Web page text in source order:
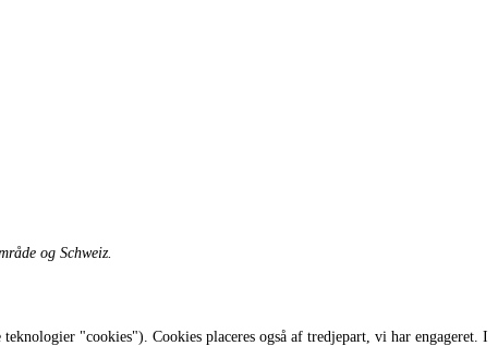
og Schweiz.
"cookies"). Cookies placeres også af tredjepart, vi har engageret. I